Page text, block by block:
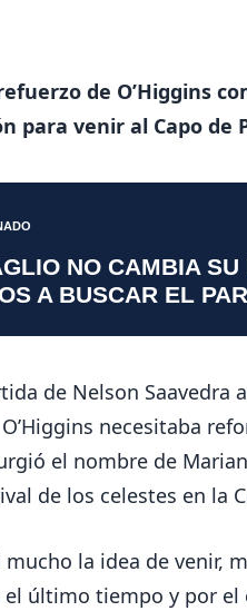
de O’Higgins
para venir al Capo de
NO CAMBIA
A BUSCAR EL
de Nelson Saavedra
necesitaba
el nombre de
de los celestes en la
mucho la idea de venir,
último tiempo y por el